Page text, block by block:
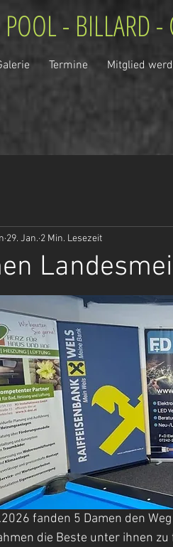
POOL - BILLARD -
Termine Mitglied
29. Jan. 2 Min. Lesezeit
fanden 5 Damen den
die Beste unter ihnen